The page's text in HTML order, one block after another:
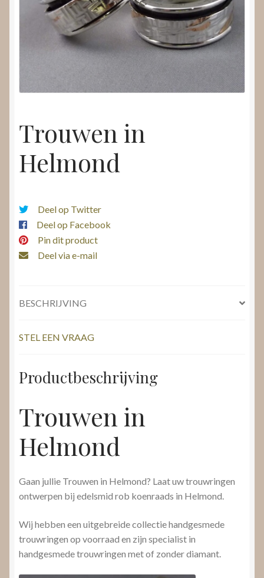
Nieuws
Submenu
uitvouwen
Trouwen in
Helmond
Deel op Twitter
Deel op Facebook
Pin dit product
Deel via e-mail
BESCHRIJVING
STEL EEN VRAAG
Productbeschrijving
Trouwen in
Helmond
Gaan jullie Trouwen in Helmond? Laat uw trouwringen
ontwerpen bij edelsmid rob koenraads in Helmond.
Wij hebben een uitgebreide collectie handgesmede
trouwringen op voorraad en zijn specialist in
handgesmede trouwringen met of zonder diamant.